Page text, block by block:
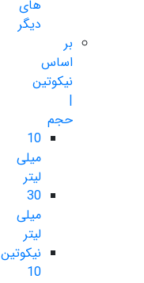
های
دیگر
بر
اساس
نیکوتین
|
حجم
10
میلی
لیتر
30
میلی
لیتر
نیکوتین
10